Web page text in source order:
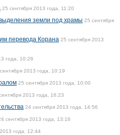
25 сентября 2013 года, 11:20
земли под храмы 25 сентября
перевода Корана 25 сентября 2013
года, 10:28
2013 года, 10:19
25 сентября 2013 года, 10:00
2013 года, 16:23
24 сентября 2013 года, 14:56
сентября 2013 года, 13:16
года, 12:44